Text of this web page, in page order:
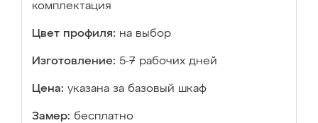
комплектация
Цвет профиля: на выбор
Изготовление: 5-7 рабочих дней
Цена: указана за базовый шкаф
Замер: бесплатно